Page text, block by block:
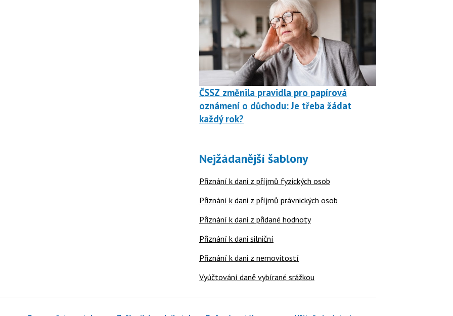
ČSSZ změnila pravidla pro papírová
oznámení o důchodu: Je třeba žádat
každý rok?
Nejžádanější šablony
Přiznání k dani z příjmů fyzických osob
Přiznání k dani z příjmů právnických osob
Přiznání k dani z přidané hodnoty
Přiznání k dani silniční
Přiznání k dani z nemovitostí
Vyúčtování daně vybírané srážkou